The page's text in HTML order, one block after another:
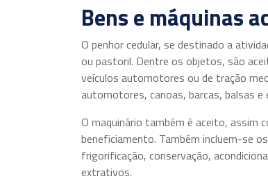
Bens e máquinas
O penhor cedular, se destinado a
ou pastoril. Dentre os objetos, são
veículos automotores ou de tração
automotores, canoas, barcas, balsas
O maquinário também é aceito, assim
beneficiamento. Também incluem-se
frigorificação, conservação,
extrativos.